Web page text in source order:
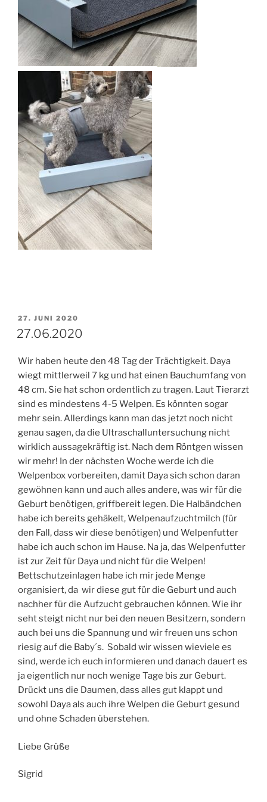
VERÖFFENTLICHT
AM
27. JUNI 2020
27.06.2020
Wir haben heute den 48 Tag der Trächtigkeit. Daya
wiegt mittlerweil 7 kg und hat einen Bauchumfang von
48 cm. Sie hat schon ordentlich zu tragen. Laut Tierarzt
sind es mindestens 4-5 Welpen. Es könnten sogar
mehr sein. Allerdings kann man das jetzt noch nicht
genau sagen, da die Ultraschalluntersuchung nicht
wirklich aussagekräftig ist. Nach dem Röntgen wissen
wir mehr! In der nächsten Woche werde ich die
Welpenbox vorbereiten, damit Daya sich schon daran
gewöhnen kann und auch alles andere, was wir für die
Geburt benötigen, griffbereit legen. Die Halbändchen
habe ich bereits gehäkelt, Welpenaufzuchtmilch (für
den Fall, dass wir diese benötigen) und Welpenfutter
habe ich auch schon im Hause. Na ja, das Welpenfutter
ist zur Zeit für Daya und nicht für die Welpen!
Bettschutzeinlagen habe ich mir jede Menge
organisiert, da wir diese gut für die Geburt und auch
nachher für die Aufzucht gebrauchen können. Wie ihr
seht steigt nicht nur bei den neuen Besitzern, sondern
auch bei uns die Spannung und wir freuen uns schon
riesig auf die Baby´s. Sobald wir wissen wieviele es
sind, werde ich euch informieren und danach dauert es
ja eigentlich nur noch wenige Tage bis zur Geburt.
Drückt uns die Daumen, dass alles gut klappt und
sowohl Daya als auch ihre Welpen die Geburt gesund
und ohne Schaden überstehen.
Liebe Grüße
Sigrid